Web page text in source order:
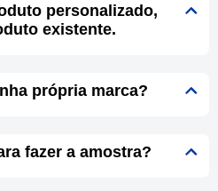
personalizado,
existente.
própria marca?
fazer a amostra?